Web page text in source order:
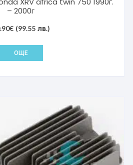
– 2000г
€ (99.55 лв.)
ОЩЕ